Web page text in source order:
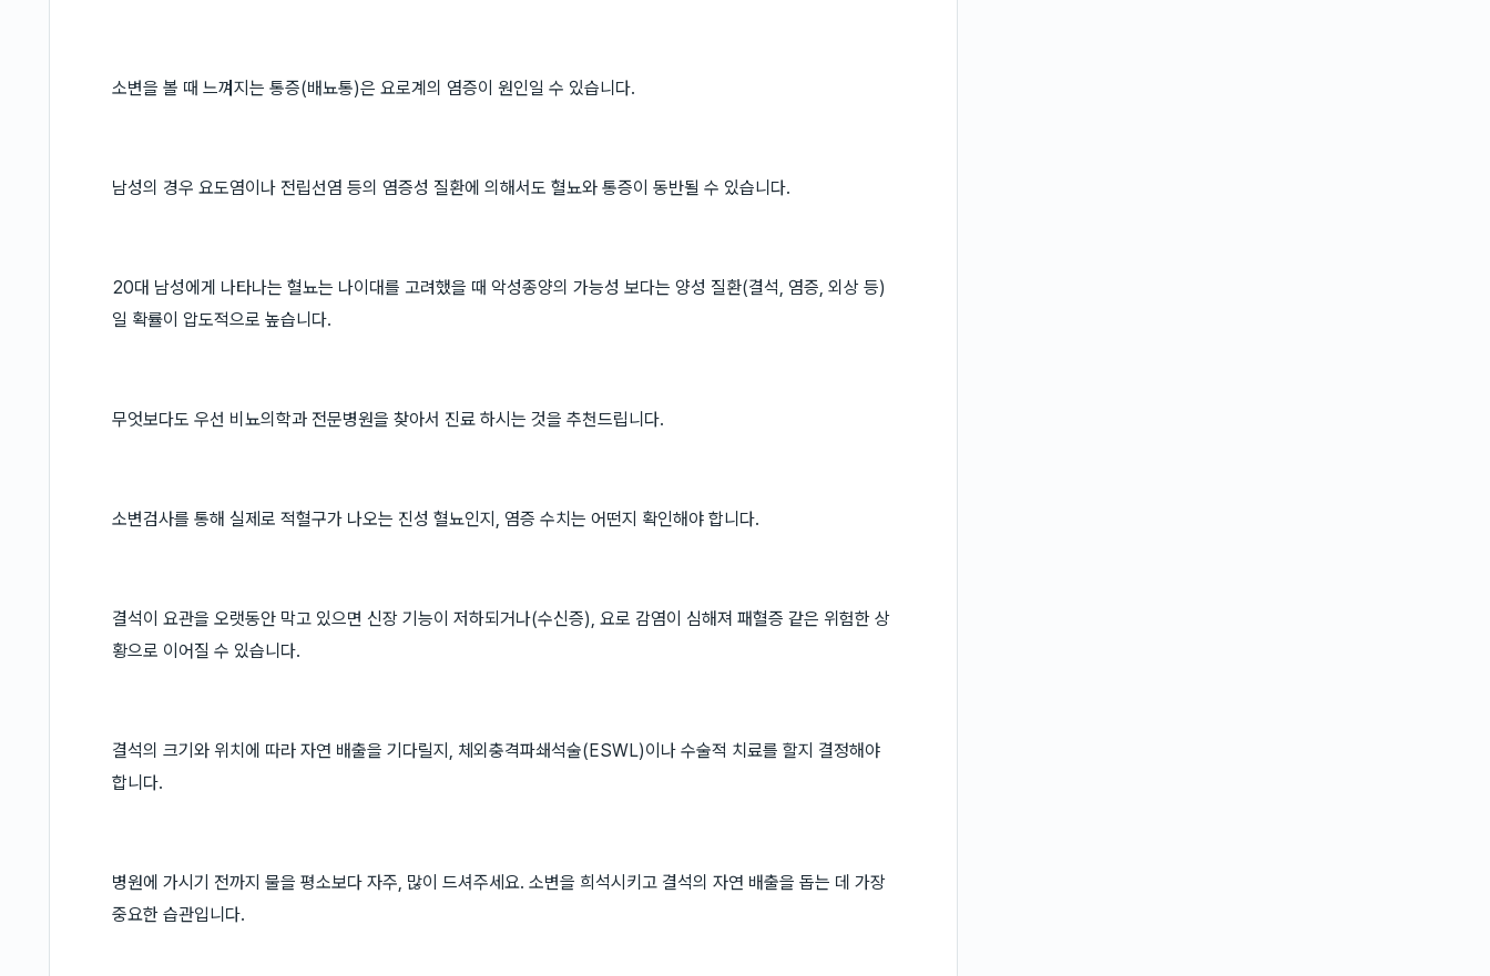
소변을 볼 때 느껴지는 통증(배뇨통)은 요로계의 염증이 원인일 수 있습니다.
남성의 경우 요도염이나 전립선염 등의 염증성 질환에 의해서도 혈뇨와 통증이 동반될 수 있습니다.
20대 남성에게 나타나는 혈뇨는 나이대를 고려했을 때 악성종양의 가능성 보다는 양성 질환(결석, 염증, 외상 등)
일 확률이 압도적으로 높습니다.
무엇보다도 우선 비뇨의학과 전문병원을 찾아서 진료 하시는 것을 추천드립니다.
소변검사를 통해 실제로 적혈구가 나오는 진성 혈뇨인지, 염증 수치는 어떤지 확인해야 합니다.
결석이 요관을 오랫동안 막고 있으면 신장 기능이 저하되거나(수신증), 요로 감염이 심해져 패혈증 같은 위험한 상
황으로 이어질 수 있습니다.
결석의 크기와 위치에 따라 자연 배출을 기다릴지, 체외충격파쇄석술(ESWL)이나 수술적 치료를 할지 결정해야
합니다.
병원에 가시기 전까지 물을 평소보다 자주, 많이 드셔주세요. 소변을 희석시키고 결석의 자연 배출을 돕는 데 가장
중요한 습관입니다.